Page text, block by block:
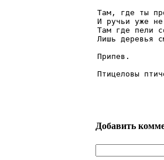
Там, где ты
И ручьи уже
Там где пели
Лишь деревья
Припев.
Птицеловы
Добавить